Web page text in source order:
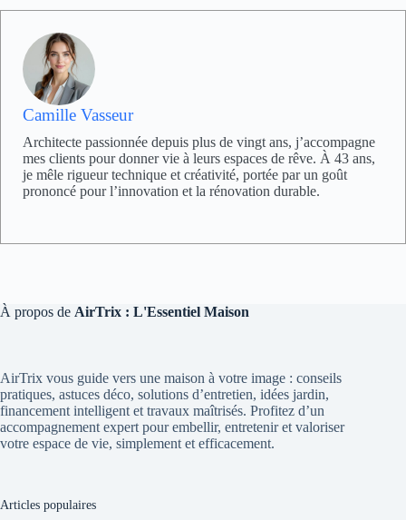
Camille Vasseur
Architecte passionnée depuis plus de vingt ans, j’accompagne
mes clients pour donner vie à leurs espaces de rêve. À 43 ans,
je mêle rigueur technique et créativité, portée par un goût
prononcé pour l’innovation et la rénovation durable.
À propos de AirTrix : L'Essentiel Maison
AirTrix vous guide vers une maison à votre image : conseils
pratiques, astuces déco, solutions d’entretien, idées jardin,
financement intelligent et travaux maîtrisés. Profitez d’un
accompagnement expert pour embellir, entretenir et valoriser
votre espace de vie, simplement et efficacement.
Articles populaires